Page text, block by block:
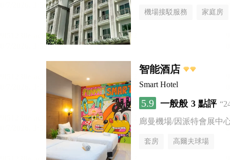
機場接駁服務 家庭房
智能酒店
Smart Hotel
5.9 一般般 3 點評
廊曼機場/因派特會展中
套房 高爾夫球場